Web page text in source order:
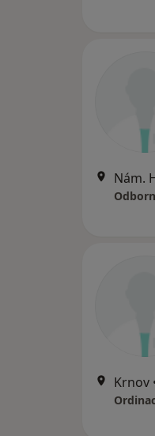
Nám.
Krnov